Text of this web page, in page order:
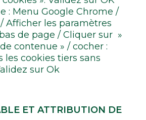
: Menu Google Chrome /
Afficher les paramètres
de page / Cliquer sur »
contenue » / cocher :
les cookies tiers sans
sur Ok
ET ATTRIBUTION DE